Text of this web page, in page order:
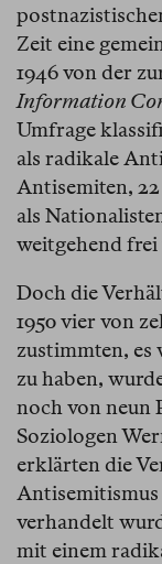
Zeit eine
1946 von der
Information
Umfrage
als radikale
Antisemiten, 22
als
weitgehend frei
Doch die
1950 vier von
zustimmten, es
zu haben,
noch von neun
Soziologen
erklärten die
verhandelt
mit einem